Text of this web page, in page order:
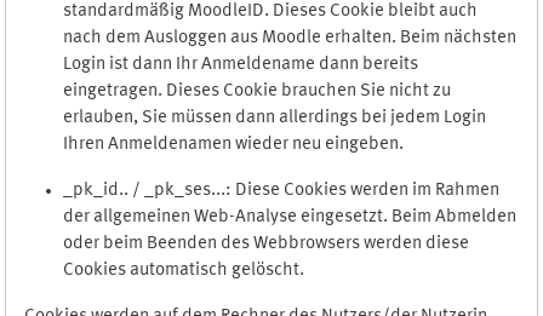
standardmäßig MoodleID. Dieses Cookie bleibt auch
nach dem Ausloggen aus Moodle erhalten. Beim nächsten
Login ist dann Ihr Anmeldename dann bereits
eingetragen. Dieses Cookie brauchen Sie nicht zu
erlauben, Sie müssen dann allerdings bei jedem Login
Ihren Anmeldenamen wieder neu eingeben.
_pk_id.. / _pk_ses...: Diese Cookies werden im Rahmen
der allgemeinen Web-Analyse eingesetzt. Beim Abmelden
oder beim Beenden des Webbrowsers werden diese
Cookies automatisch gelöscht.